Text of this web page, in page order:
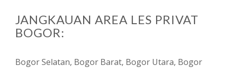
JANGKAUAN AREA LES PRIVAT
BOGOR:
Bogor Selatan, Bogor Barat, Bogor Utara, Bogor